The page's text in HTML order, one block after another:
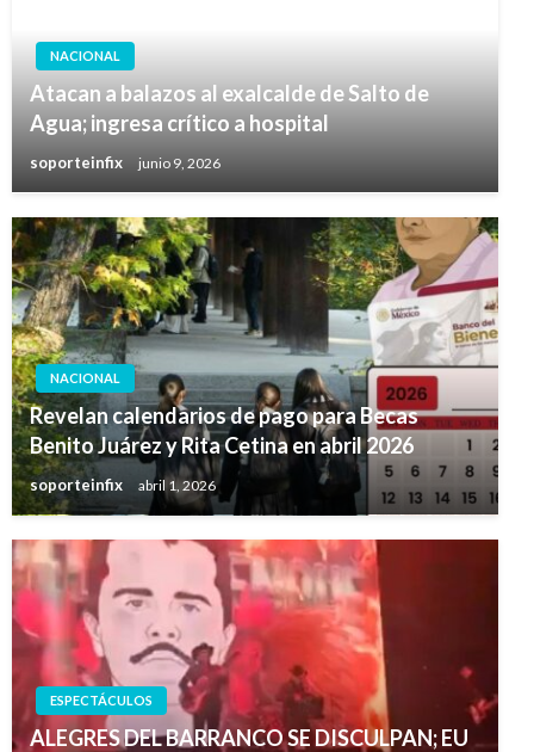
NACIONAL
Atacan a balazos al exalcalde de Salto de
Agua; ingresa crítico a hospital
soporteinfix junio 9, 2026
NACIONAL
Revelan calendarios de pago para Becas
Benito Juárez y Rita Cetina en abril 2026
soporteinfix abril 1, 2026
ESPECTÁCULOS
ALEGRES DEL BARRANCO SE DISCULPAN; EU